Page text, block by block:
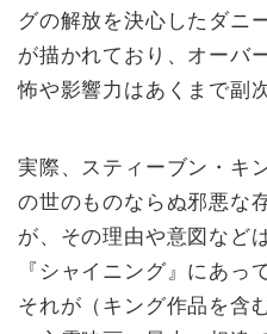
グの解放を決心したダニ
が描かれており、オーバ
怖や影響力はあくまで副
実際、スティーブン・キ
の世のものならぬ邪悪な
が、その理由や意図など
『シャイニング』にあっ
それが（キング作品を含